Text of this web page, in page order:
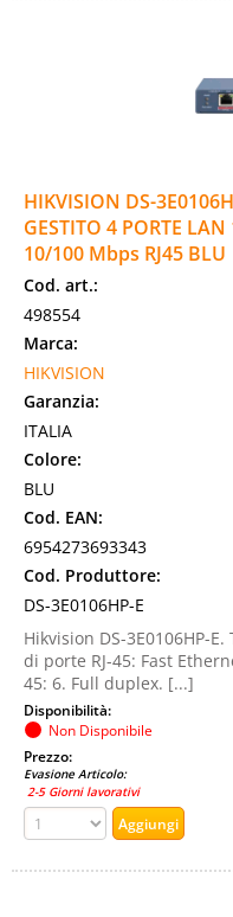
HIKVISION DS-
GESTITO 4 PORTE
10/100 Mbps RJ45 BLU
Cod. art.:
498554
Marca:
HIKVISION
Garanzia:
ITALIA
Colore:
BLU
Cod. EAN:
6954273693343
Cod. Produttore:
DS-3E0106HP-E
Hikvision DS-3E0106HP-
di porte RJ-45: Fast
45: 6. Full duplex. [...]
Disponibilità:
Non Disponibile
Prezzo:
Evasione Articolo:
2-5 Giorni lavorativi